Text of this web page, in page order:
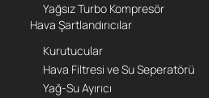
Yağsız Turbo Kompresör
Hava Şartlandırıcılar
Kurutucular
Hava Filtresi ve Su Seperatörü
Yağ-Su Ayırıcı